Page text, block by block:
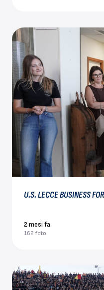
U.S. LECCE BUSINESS
2 mesi fa
162 foto